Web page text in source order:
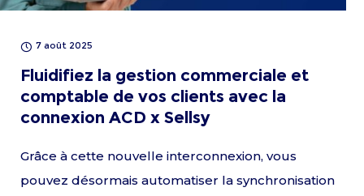
7 août 2025
Fluidifiez la gestion commerciale et
comptable de vos clients avec la
connexion ACD x Sellsy
Grâce à cette nouvelle interconnexion, vous
pouvez désormais automatiser la synchronisation